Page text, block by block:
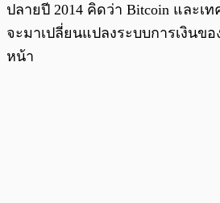
ปลายปี 2014 คิดว่า Bitcoin และเท
จะมาเปลี่ยนแปลงระบบการเงินข
หน้า